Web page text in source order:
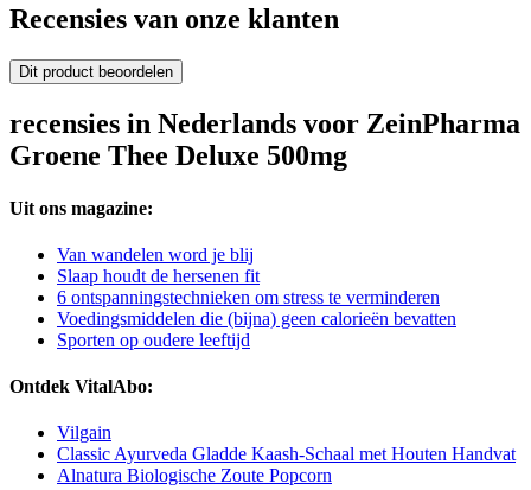
Recensies van onze klanten
Dit product beoordelen
recensies in Nederlands voor ZeinPharma
Groene Thee Deluxe 500mg
Uit ons magazine:
Van wandelen word je blij
Slaap houdt de hersenen fit
6 ontspanningstechnieken om stress te verminderen
Voedingsmiddelen die (bijna) geen calorieën bevatten
Sporten op oudere leeftijd
Ontdek VitalAbo:
Vilgain
Classic Ayurveda Gladde Kaash-Schaal met Houten Handvat
Alnatura Biologische Zoute Popcorn